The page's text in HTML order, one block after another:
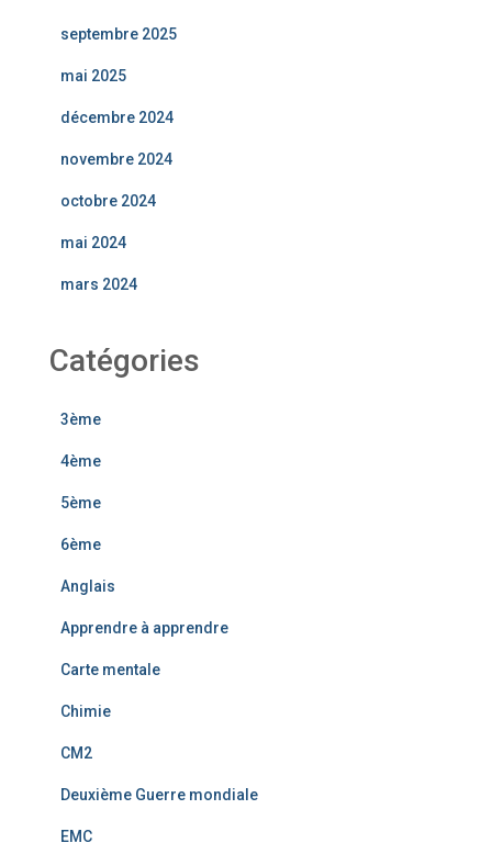
septembre 2025
mai 2025
décembre 2024
novembre 2024
octobre 2024
mai 2024
mars 2024
Catégories
3ème
4ème
5ème
6ème
Anglais
Apprendre à apprendre
Carte mentale
Chimie
CM2
Deuxième Guerre mondiale
EMC